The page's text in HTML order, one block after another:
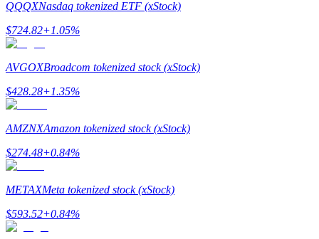
Estacamento
Altos retornos e acesso instantâneo
Launchpool
Staking flexível para ganhar tokens populares.
QQQXNasdaq tokenized ETF (xStock)
$724.82+1.05%
AVGOXBroadcom tokenized stock (xStock)
$428.28+1.35%
AMZNXAmazon tokenized stock (xStock)
$274.48+0.84%
METAXMeta tokenized stock (xStock)
$593.52+0.84%